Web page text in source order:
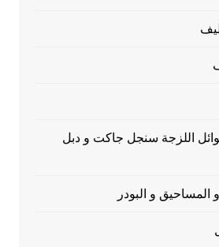
اللزجة سنجل جاكت و دبل
المساحيق و البودر